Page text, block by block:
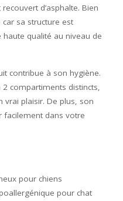
d’asphalte. Bien
car sa structure est
qualité au niveau de
contribue à son hygiène.
compartiments distincts,
plaisir. De plus, son
facilement dans votre
pour chiens
pour chat